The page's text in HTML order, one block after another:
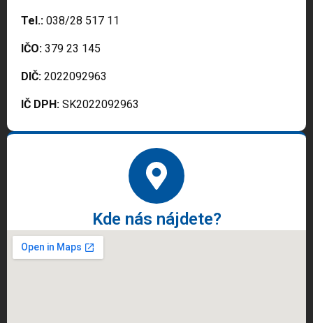
Tel.: 038/28 517 11
IČO: 379 23 145
DIČ: 2022092963
IČ DPH: SK2022092963
Kde nás nájdete?